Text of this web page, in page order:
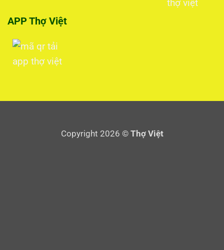
APP Thợ Việt
Copyright 2026 © Thợ Việt